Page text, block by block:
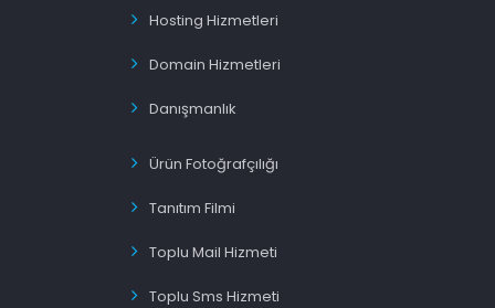
Hosting Hizmetleri
Domain Hizmetleri
Danışmanlık
Ürün Fotoğrafçılığı
Tanıtım Filmi
Toplu Mail Hizmeti
Toplu Sms Hizmeti